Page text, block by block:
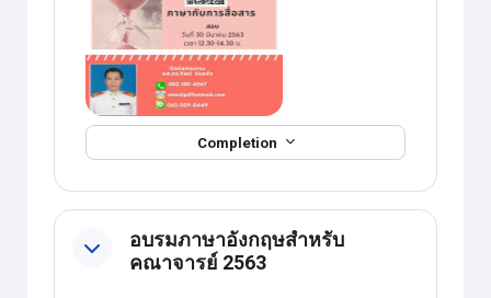
Completion
อบรมภาษาอังกฤษสำหรับ
คณาจารย์ 2563